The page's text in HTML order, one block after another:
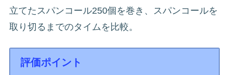
立てたスパンコール250個を巻き、スパンコールを
取り切るまでのタイムを比較。
評価ポイント